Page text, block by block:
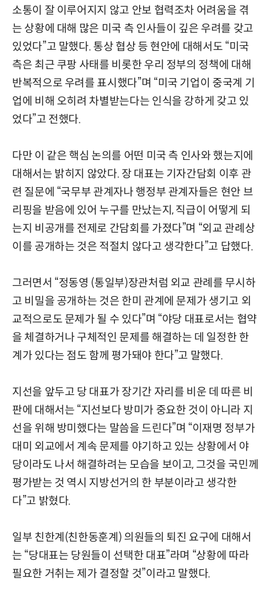
소통이 잘 이루어지지 않고 안보 협력조차 어려움을 겪
는 상황에 대해 많은 미국 측 인사들이 깊은 우려를 갖고
있었다”고 말했다. 통상 협상 등 현안에 대해서도 “미국
측은 최근 쿠팡 사태를 비롯한 우리 정부의 정책에 대해
반복적으로 우려를 표시했다”며 “미국 기업이 중국계 기
업에 비해 오히려 차별받는다는 인식을 강하게 갖고 있
었다”고 전했다.
다만 이 같은 핵심 논의를 어떤 미국 측 인사와 했는지에
대해서는 밝히지 않았다. 장 대표는 기자간담회 이후 관
련 질문에 “국무부 관계자나 행정부 관계자들은 현안 브
리핑을 받음에 있어 누구를 만났는지, 직급이 어떻게 되
는지 비공개를 전제로 간담회를 가졌다”며 “외교 관례상
이를 공개하는 것은 적절치 않다고 생각한다”고 답했다.
그러면서 “정동영 (통일부)장관처럼 외교 관례를 무시하
고 비밀을 공개하는 것은 한미 관계에 문제가 생기고 외
교적으로도 문제가 될 수 있다”며 “야당 대표로서는 협약
을 체결하거나 구체적인 문제를 해결하는 데 일정한 한
계가 있다는 점도 함께 평가돼야 한다”고 말했다.
지선을 앞두고 당 대표가 장기간 자리를 비운 데 따른 비
판에 대해서는 “지선보다 방미가 중요한 것이 아니라 지
선을 위해 방미했다는 말씀을 드린다”며 “이재명 정부가
대미 외교에서 계속 문제를 야기하고 있는 상황에서 야
당이라도 나서 해결하려는 모습을 보이고, 그것을 국민께
평가받는 것 역시 지방선거의 한 부분이라고 생각한
다”고 밝혔다.
일부 친한계(친한동훈계) 의원들의 퇴진 요구에 대해서
는 “당대표는 당원들이 선택한 대표”라며 “상황에 따라
필요한 거취는 제가 결정할 것”이라고 말했다.